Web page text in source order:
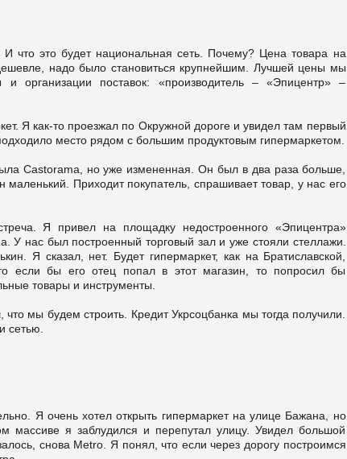
что это будет национальная сеть. Почему? Цена товара на
надо было становиться крупнейшим. Лучшей цены мы
организации поставок: «производитель – «Эпицентр» –
Я как-то проезжал по Окружной дороге и увидел там первый
место рядом с большим продуктовым гипермаркетом.
Castorama, но уже измененная. Он был в два раза больше,
Приходит покупатель, спрашивает товар, у нас его
Я привел на площадку недостроенного «Эпицентра»
У нас был построенный торговый зал и уже стояли стеллажи.
Я сказал, нет. Будет гипермаркет, как на Братиславской,
если бы его отец попал в этот магазин, то попросил бы
товары и инструменты.
мы будем строить. Кредит Укрсоцбанка мы тогда получили.
сетью.
Я очень хотел открыть гипермаркет на улице Бажана, но
массиве я заблудился и перепутал улицу. Увидел большой
снова Metro. Я понял, что если через дорогу построимся